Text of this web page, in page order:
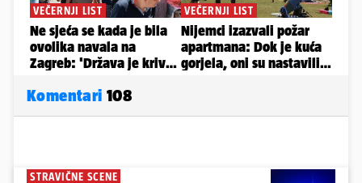
Komentari 108
STRAVIČNE SCENE